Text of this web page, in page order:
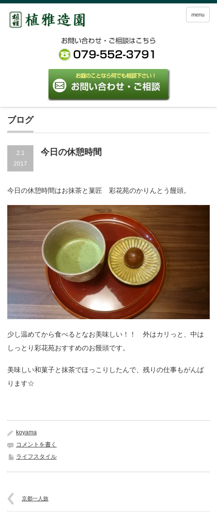
menu
ブログ
2.1
2017
今日の休憩時間
今日の休憩時間はお抹茶と菓匠 彩花苑のかりんとう饅頭。
少し温めてから食べるとなお美味しい！！ 外はカリっと、中は
しっとり彩花苑おすすめのお饅頭です。
美味しい和菓子と抹茶でほっこりしたんで、残りの仕事もがんば
ります☆
koyama
コメントを書く
ライフスタイル
京都一人旅